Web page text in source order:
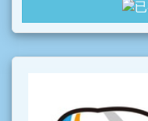
走跳全屏東：
部落客，請私訊：